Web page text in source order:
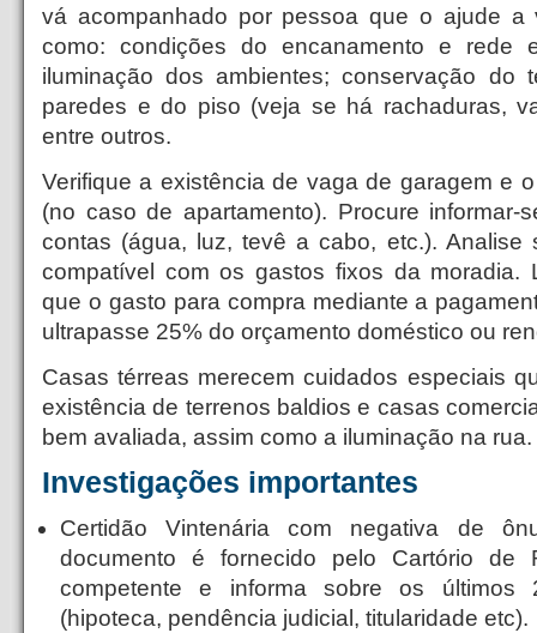
vá acompanhado por pessoa que o ajude a
como: condições do encanamento e rede
iluminação dos ambientes; conservação do
paredes e do piso (veja se há rachaduras,
entre outros.
Verifique a existência de vaga de garagem e
(no caso de apartamento). Procure informar-
contas (água, luz, tevê a cabo, etc.). Analise
compatível com os gastos fixos da moradia.
que o gasto para compra mediante a
ultrapasse 25% do orçamento doméstico ou
Casas térreas merecem cuidados especiais
existência de terrenos baldios e casas
bem avaliada, assim como a iluminação na rua.
Investigações importantes
Certidão Vintenária com negativa de
documento é fornecido pelo Cartório de
competente e informa sobre os últimos
(hipoteca, pendência judicial, titularidade etc).